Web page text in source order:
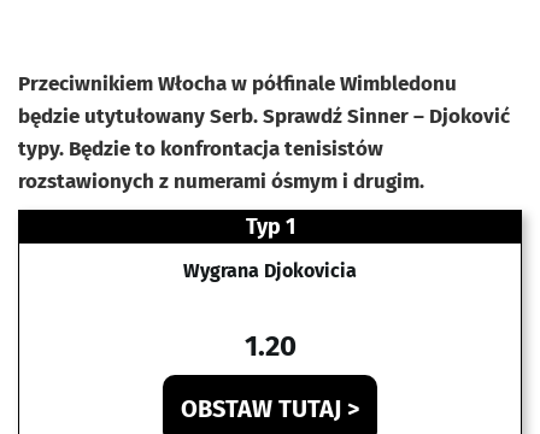
Przeciwnikiem Włocha w półfinale Wimbledonu
będzie utytułowany Serb. Sprawdź Sinner – Djoković
typy. Będzie to konfrontacja tenisistów
rozstawionych z numerami ósmym i drugim.
Typ 1
Wygrana Djokovicia
1.20
OBSTAW TUTAJ >